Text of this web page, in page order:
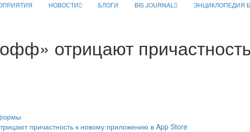
НОВОСТИ БЛОГИ BIS JOURNAL ЭНЦИКЛОПЕДИЯ
отрицают
причастность к новому приложению в App Store